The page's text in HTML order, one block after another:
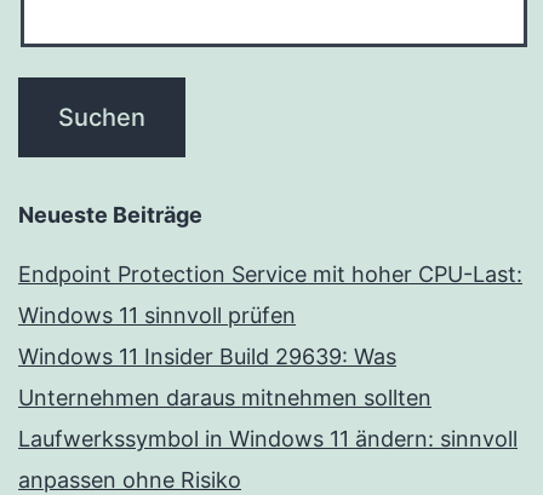
Neueste Beiträge
Endpoint Protection Service mit hoher CPU-Last:
Windows 11 sinnvoll prüfen
Windows 11 Insider Build 29639: Was
Unternehmen daraus mitnehmen sollten
Laufwerkssymbol in Windows 11 ändern: sinnvoll
anpassen ohne Risiko